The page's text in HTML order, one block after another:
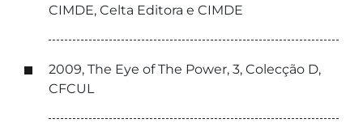
CIMDE, Celta Editora e CIMDE
2009, The Eye of The Power, 3, Colecção D,
CFCUL